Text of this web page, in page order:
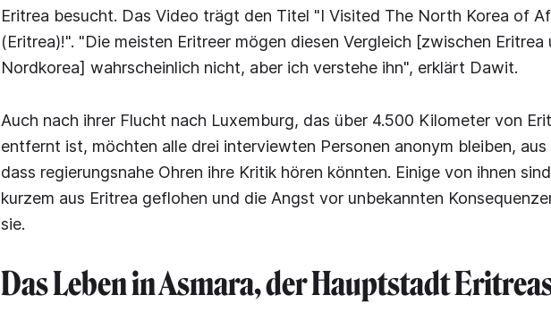
Eritrea besucht. Das Video trägt den Titel "I Visited The North Korea of
(Eritrea)!". "Die meisten Eritreer mögen diesen Vergleich [zwischen Eritrea
Nordkorea] wahrscheinlich nicht, aber ich verstehe ihn", erklärt Dawit.
Auch nach ihrer Flucht nach Luxemburg, das über 4.500 Kilometer von
entfernt ist, möchten alle drei interviewten Personen anonym bleiben, aus
dass regierungsnahe Ohren ihre Kritik hören könnten. Einige von ihnen
kurzem aus Eritrea geflohen und die Angst vor unbekannten
sie.
Das Leben in Asmara, der Hauptstadt